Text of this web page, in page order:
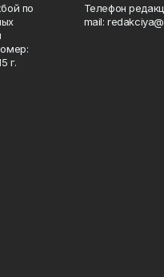
по
г.
Телефон
mail: